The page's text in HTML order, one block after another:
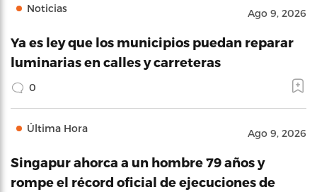
Noticias Ago 9, 2026
Ya es ley que los municipios puedan reparar
luminarias en calles y carreteras
0
Última Hora Ago 9, 2026
Singapur ahorca a un hombre 79 años y
rompe el récord oficial de ejecuciones de